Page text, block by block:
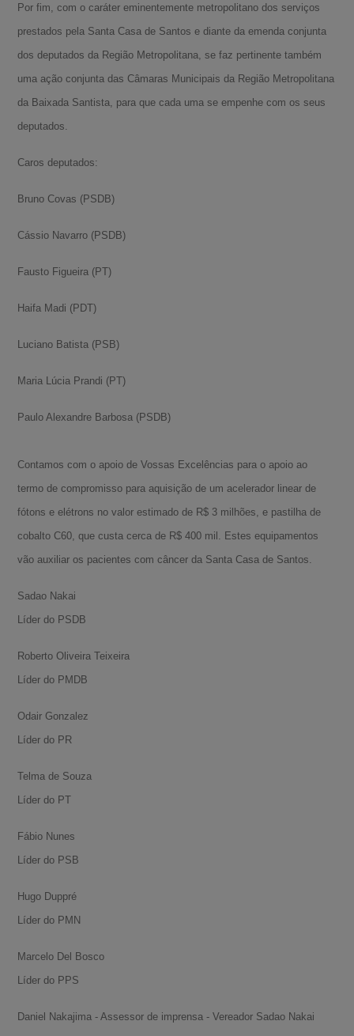
Por fim, com o caráter eminentemente metropolitano dos serviços
prestados pela Santa Casa de Santos e diante da emenda conjunta
dos deputados da Região Metropolitana, se faz pertinente também
uma ação conjunta das Câmaras Municipais da Região Metropolitana
da Baixada Santista, para que cada uma se empenhe com os seus
deputados.
Caros deputados:
Bruno Covas (PSDB)
Cássio Navarro (PSDB)
Fausto Figueira (PT)
Haifa Madi (PDT)
Luciano Batista (PSB)
Maria Lúcia Prandi (PT)
Paulo Alexandre Barbosa (PSDB)
Contamos com o apoio de Vossas Excelências para o apoio ao
termo de compromisso para aquisição de um acelerador linear de
fótons e elétrons no valor estimado de R$ 3 milhões, e pastilha de
cobalto C60, que custa cerca de R$ 400 mil. Estes equipamentos
vão auxiliar os pacientes com câncer da Santa Casa de Santos.
Sadao Nakai
Líder do PSDB
Roberto Oliveira Teixeira
Líder do PMDB
Odair Gonzalez
Líder do PR
Telma de Souza
Líder do PT
Fábio Nunes
Líder do PSB
Hugo Duppré
Líder do PMN
Marcelo Del Bosco
Líder do PPS
Daniel Nakajima - Assessor de imprensa - Vereador Sadao Nakai